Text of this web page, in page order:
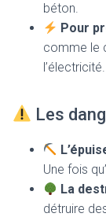
béton.
Pour
comme le
l’électricité.
Les
Une fois
La
détruire